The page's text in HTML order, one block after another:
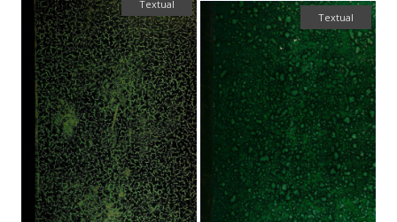
Textual
Textual